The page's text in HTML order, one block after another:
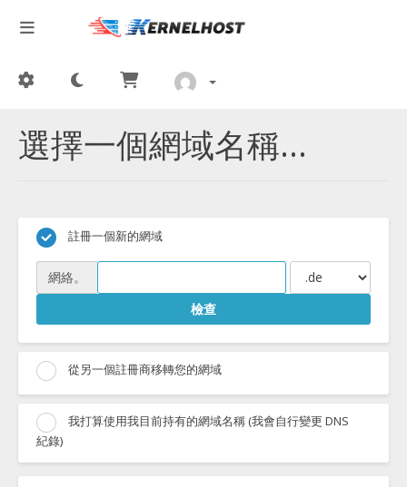
選擇一個網域名稱...
註冊一個新的網域
網絡。
檢查
從另一個註冊商移轉您的網域
我打算使用我目前持有的網域名稱 (我會自行變更 DNS
紀錄)